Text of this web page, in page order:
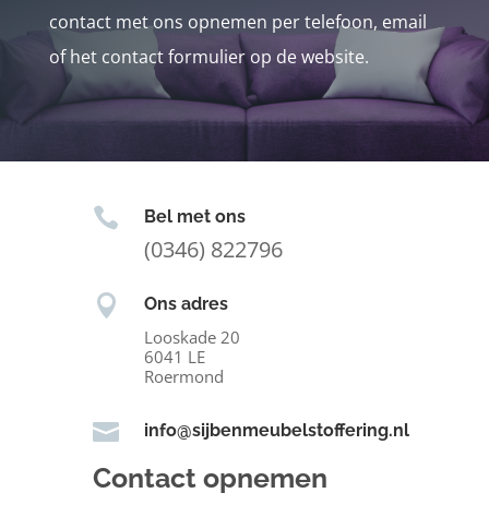
contact met ons opnemen per telefoon, email
of het contact formulier op de website.
 Bel met ons
(0346) 822796
 Ons adres
Looskade 20
6041 LE
Roermond
 info@sijbenmeubelstoffering.nl
Contact opnemen